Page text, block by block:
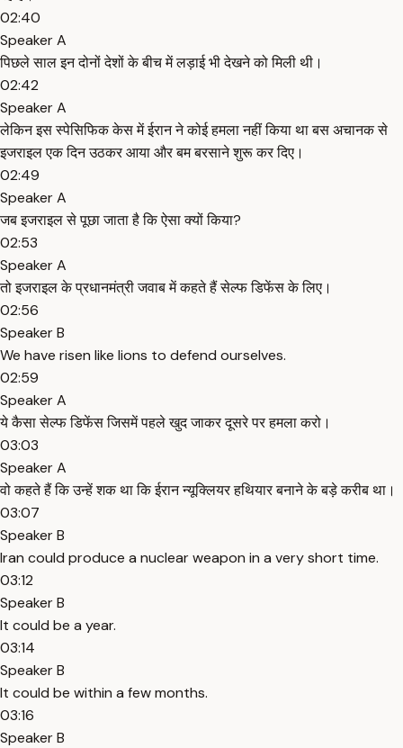
02:40
Speaker A
पिछले साल इन दोनों देशों के बीच में लड़ाई भी देखने को मिली थी।
02:42
Speaker A
लेकिन इस स्पेसिफिक केस में ईरान ने कोई हमला नहीं किया था बस अचानक से
इजराइल एक दिन उठकर आया और बम बरसाने शुरू कर दिए।
02:49
Speaker A
जब इजराइल से पूछा जाता है कि ऐसा क्यों किया?
02:53
Speaker A
तो इजराइल के प्रधानमंत्री जवाब में कहते हैं सेल्फ डिफेंस के लिए।
02:56
Speaker B
We have risen like lions to defend ourselves.
02:59
Speaker A
ये कैसा सेल्फ डिफेंस जिसमें पहले खुद जाकर दूसरे पर हमला करो।
03:03
Speaker A
वो कहते हैं कि उन्हें शक था कि ईरान न्यूक्लियर हथियार बनाने के बड़े करीब था।
03:07
Speaker B
Iran could produce a nuclear weapon in a very short time.
03:12
Speaker B
It could be a year.
03:14
Speaker B
It could be within a few months.
03:16
Speaker B